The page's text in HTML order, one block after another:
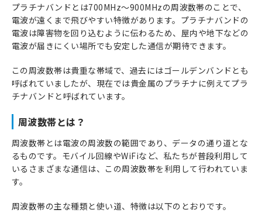
プラチナバンドとは700MHz～900MHzの周波数帯のことで、
電波が遠くまで飛びやすい特徴があります。プラチナバンドの
電波は障害物を回り込むように伝わるため、屋内や地下などの
電波が届きにくい場所でも安定した通信が期待できます。
この周波数帯は貴重な帯域で、過去にはゴールデンバンドとも
呼ばれていましたが、現在では貴金属のプラチナに例えてプラ
チナバンドと呼ばれています。
周波数帯とは？
周波数帯とは電波の周波数の範囲であり、データの通り道とな
るものです。モバイル回線やWiFiなど、私たちが普段利用して
いるさまざまな通信は、この周波数帯を利用して行われていま
す。
周波数帯の主な種類と使い道、特徴は以下のとおりです。